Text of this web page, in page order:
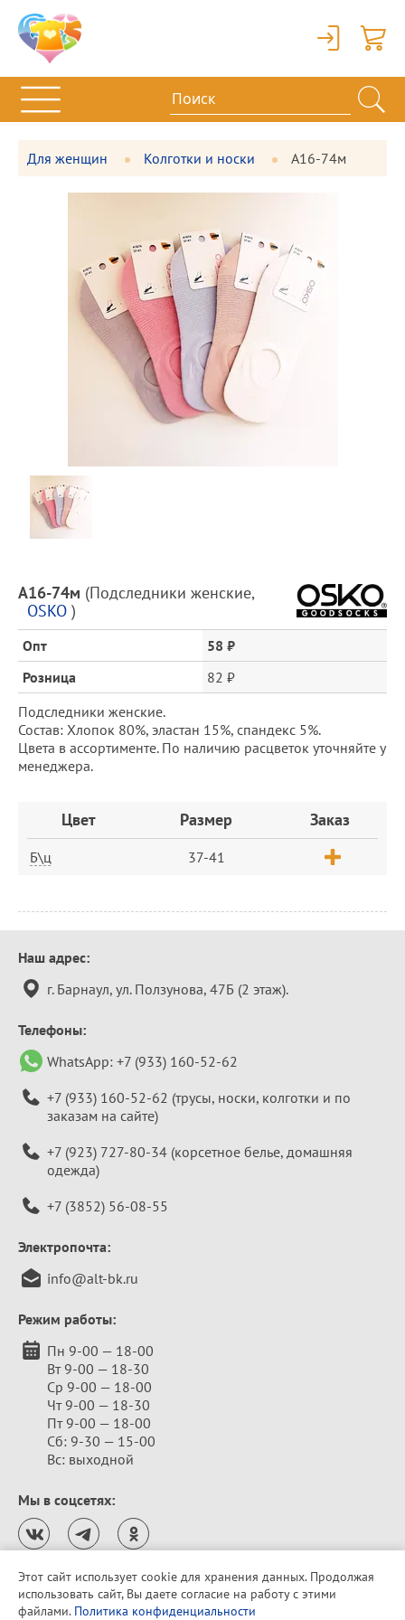
Вход
Для женщин Колготки и носки А16-74м
Фотографии
Большая
Описание
товара
и
цена
А16-74м (Подследники женские,
OSKO )
Опт
58 ₽
Розница
82 ₽
Подследники женские.
Состав: Хлопок 80%, эластан 15%, спандекс 5%.
Цвета в ассортименте. По наличию расцветок уточняйте у
менеджера.
ЗаказЦвет Размер Заказ
Б\ц 37-41
Контактная
информация
Наш адрес:
г. Барнаул, ул. Ползунова, 47Б (2 этаж).
Телефоны:
WhatsApp: +7 (933) 160-52-62
+7 (933) 160-52-62 (трусы, носки, колготки и по
заказам на сайте)
+7 (923) 727-80-34 (корсетное белье, домашняя
одежда)
+7 (3852) 56-08-55
Электропочта:
info@alt-bk.ru
Режим работы:
Пн 9-00 — 18-00
Вт 9-00 — 18-30
Ср 9-00 — 18-00
Чт 9-00 — 18-30
Пт 9-00 — 18-00
Сб: 9-30 — 15-00
Вс: выходной
Мы в соцсетях:
Политика конфиденциальности
Этот сайт использует cookie для хранения данных. Продолжая
использовать сайт, Вы даете согласие на работу с этими
файлами. Политика конфиденциальности